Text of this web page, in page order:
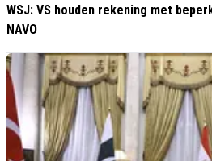
WSJ: VS houden rekening met
NAVO